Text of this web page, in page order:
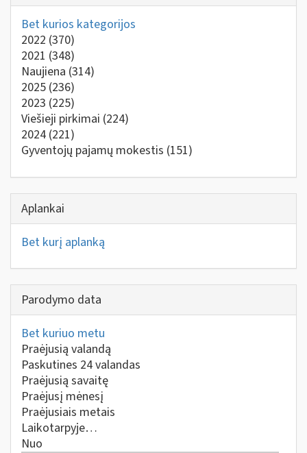
Bet kurios kategorijos
2022 (370)
2021 (348)
Naujiena (314)
2025 (236)
2023 (225)
Viešieji pirkimai (224)
2024 (221)
Gyventojų pajamų mokestis (151)
Aplankai
Bet kurį aplanką
Parodymo data
Bet kuriuo metu
Praėjusią valandą
Paskutines 24 valandas
Praėjusią savaitę
Praėjusį mėnesį
Praėjusiais metais
Laikotarpyje…
Nuo